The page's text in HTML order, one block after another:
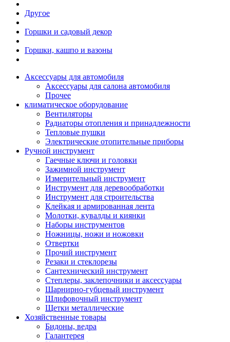
Другое
Горшки и садовый декор
Горшки, кашпо и вазоны
Аксессуары для автомобиля
Аксессуары для салона автомобиля
Прочее
климатическое оборудование
Вентиляторы
Радиаторы отопления и принадлежности
Тепловые пушки
Электрические отопительные приборы
Ручной инструмент
Гаечные ключи и головки
Зажимной инструмент
Измерительный инструмент
Инструмент для деревообработки
Инструмент для строительства
Клейкая и армированная лента
Молотки, кувалды и киянки
Наборы инструментов
Ножницы, ножи и ножовки
Отвертки
Прочий инструмент
Резаки и стеклорезы
Сантехнический инструмент
Степлеры, заклепочники и аксессуары
Шарнирно-губцевый инструмент
Шлифовочный инструмент
Щетки металлические
Хозяйственные товары
Бидоны, ведра
Галантерея